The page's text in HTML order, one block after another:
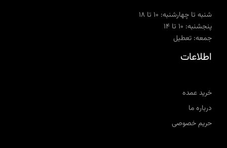
شنبه تا چهارشنبه: ۱۰ تا ۱۸
پنجشنبه: ۱۰ تا ۱۴
جمعه: تعطیل
اطلاعات
خرید عمده
درباره ما
حریم خصوصی